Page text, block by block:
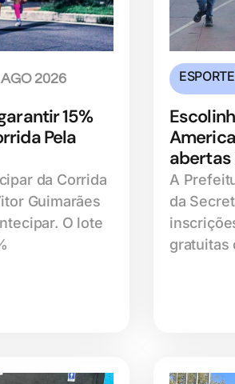
2026
15%
Pela
da Corrida
Guimarães
O lote
abertas
A
da
gratuitas